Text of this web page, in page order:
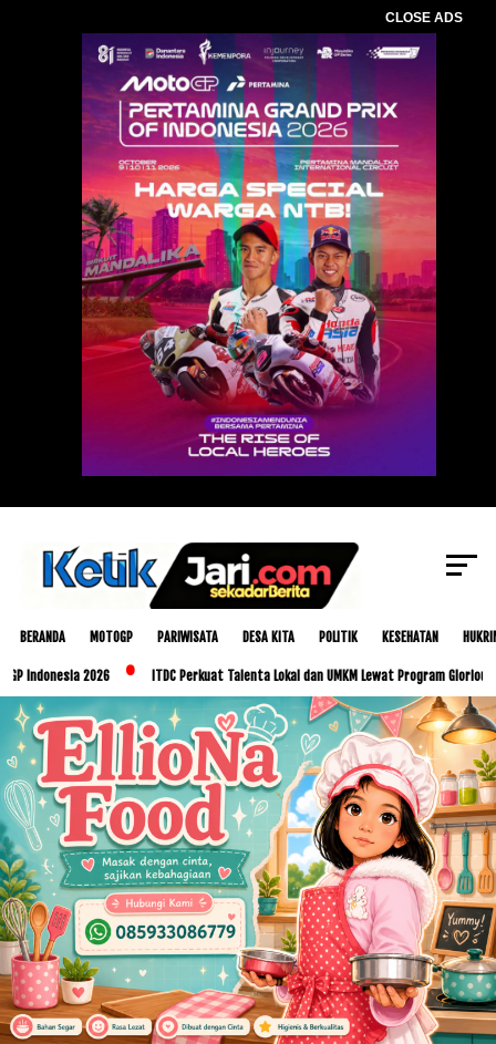
CLOSE ADS
BERANDA MOTOGP PARIWISATA DESA KITA POLITIK KESEHATAN
2026 ITDC Perkuat Talenta Lokal dan UMKM Lewat Program Glorious Golo Mori